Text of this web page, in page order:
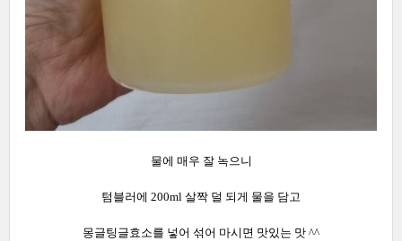
물에 매우 잘 녹으니
텀블러에 200ml 살짝 덜 되게 물을 담고
몽글팅글효소를 넣어 섞어 마시면 맛있는 맛 ^^